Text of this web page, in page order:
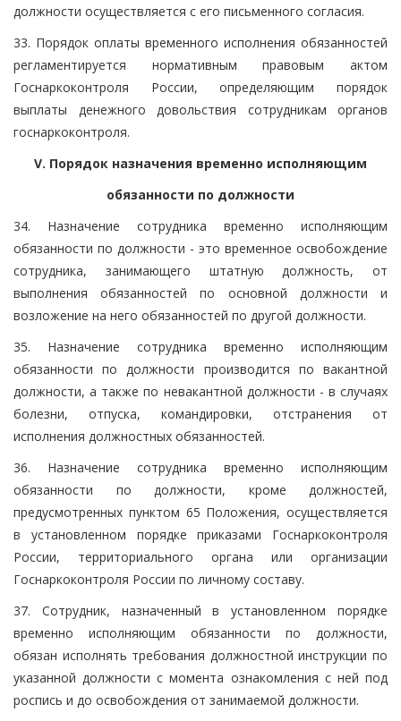
должности осуществляется с его письменного согласия.
33. Порядок оплаты временного исполнения обязанностей
регламентируется нормативным правовым актом
Госнаркоконтроля России, определяющим порядок
выплаты денежного довольствия сотрудникам органов
госнаркоконтроля.
V. Порядок назначения временно исполняющим
обязанности по должности
34. Назначение сотрудника временно исполняющим
обязанности по должности - это временное освобождение
сотрудника, занимающего штатную должность, от
выполнения обязанностей по основной должности и
возложение на него обязанностей по другой должности.
35. Назначение сотрудника временно исполняющим
обязанности по должности производится по вакантной
должности, а также по невакантной должности - в случаях
болезни, отпуска, командировки, отстранения от
исполнения должностных обязанностей.
36. Назначение сотрудника временно исполняющим
обязанности по должности, кроме должностей,
предусмотренных пунктом 65 Положения, осуществляется
в установленном порядке приказами Госнаркоконтроля
России, территориального органа или организации
Госнаркоконтроля России по личному составу.
37. Сотрудник, назначенный в установленном порядке
временно исполняющим обязанности по должности,
обязан исполнять требования должностной инструкции по
указанной должности с момента ознакомления с ней под
роспись и до освобождения от занимаемой должности.